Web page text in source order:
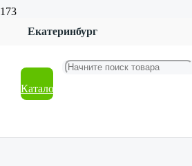
Екатеринбург
Каталог
Гарантия